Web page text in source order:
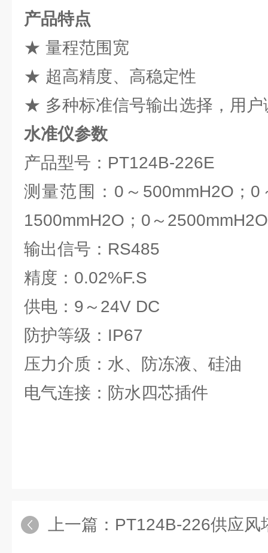
产品特点
★ 量程范围宽
★ 超高精度、高稳定性
★ 多种标准信号输出选择，用户
水准仪参数
产品型号：PT124B-226E
测量范围：0～500mmH2O；0
1500mmH2O；0～
输出信号：RS485
精度：0.02%F.S
供电：9～24V DC
防护等级：IP67
压力介质：水、防冻液、硅油
电气连接：防水四芯插件
上一篇： PT124B-226供应风塔电塔自动